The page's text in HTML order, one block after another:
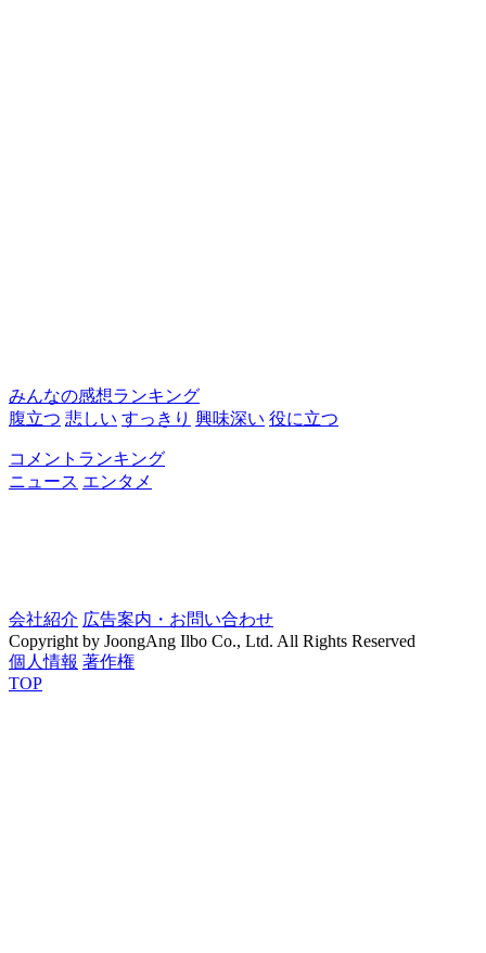
みんなの感想ランキング
腹立つ 悲しい すっきり 興味深い 役に立つ
コメントランキング
ニュース エンタメ
会社紹介 広告案内・お問い合わせ
Copyright by JoongAng Ilbo Co., Ltd. All Rights Reserved
個人情報 著作権
TOP